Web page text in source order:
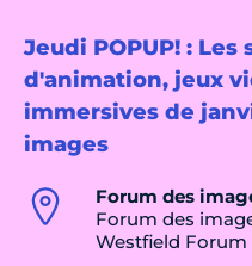
Jeudi POPUP! :
d'animation, jeux
immersives de
images
Forum des
Forum des
Westfield Forum